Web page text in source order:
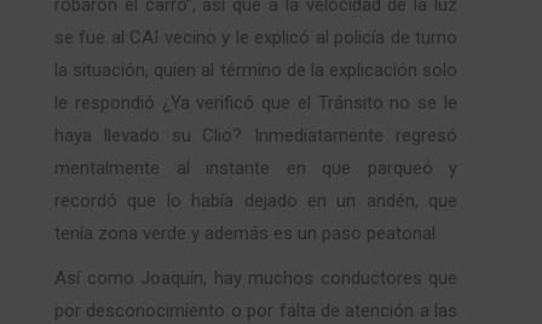
robaron el carro”, así que a la velocidad de la luz
se fue al CAI vecino y le explicó al policía de turno
la situación, quien al término de la explicación solo
le respondió ¿Ya verificó que el Tránsito no se le
haya llevado su Clio? Inmediatamente regresó
mentalmente al instante en que parqueó y
recordó que lo había dejado en un andén, que
tenía zona verde y además es un paso peatonal.
Así como Joaquín, hay muchos conductores que
por desconocimiento o por falta de atención a las